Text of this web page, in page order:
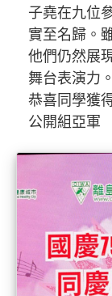
子堯在九位
實至名歸。
他們仍然展
舞台表演力。
恭喜同學獲
公開組亞軍